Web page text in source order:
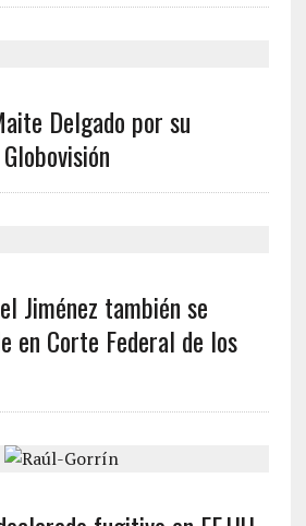
Delgado por su
Jiménez también se
en Corte Federal de los